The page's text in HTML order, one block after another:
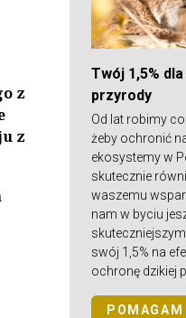
z
z
Twój 1,5%
przyrody
Od lat robimy
żeby ochronić
ekosystemy w
skutecznie
waszemu
nam w byciu
swój 1,5% na
ochronę dzikiej
POMAGAM